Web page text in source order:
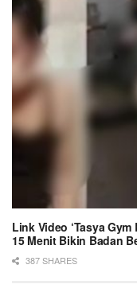
Link Video ‘Tasya
15 Menit Bikin Badan
387 SHARES